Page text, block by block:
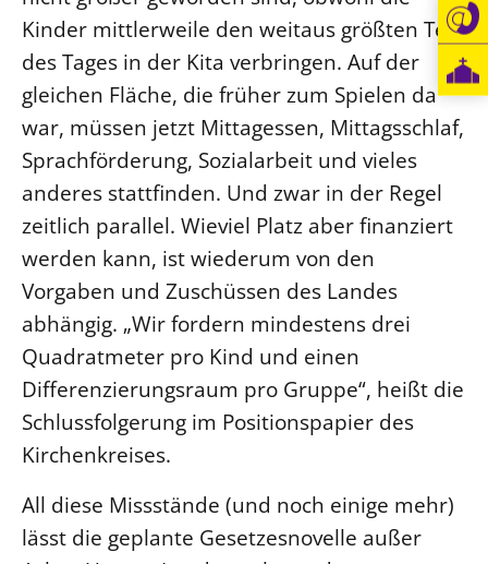
Kinder mittlerweile den weitaus größten Teil
des Tages in der Kita verbringen. Auf der
gleichen Fläche, die früher zum Spielen da
war, müssen jetzt Mittagessen, Mittagsschlaf,
Sprachförderung, Sozialarbeit und vieles
anderes stattfinden. Und zwar in der Regel
zeitlich parallel. Wieviel Platz aber finanziert
werden kann, ist wiederum von den
Vorgaben und Zuschüssen des Landes
abhängig. „Wir fordern mindestens drei
Quadratmeter pro Kind und einen
Differenzierungsraum pro Gruppe“, heißt die
Schlussfolgerung im Positionspapier des
Kirchenkreises.
All diese Missstände (und noch einige mehr)
lässt die geplante Gesetzesnovelle außer